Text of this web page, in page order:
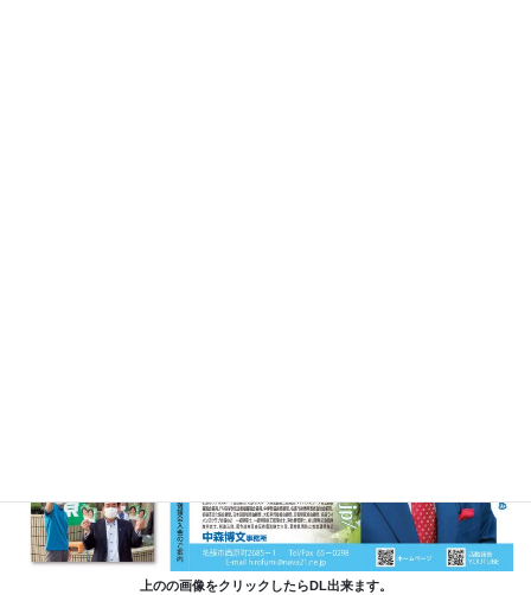
上のの画像をクリックしたらDL出来ます。